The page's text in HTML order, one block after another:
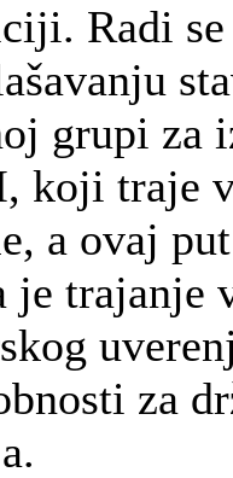
Radi
grupi za
koji traje
a ovaj
je trajanje
za